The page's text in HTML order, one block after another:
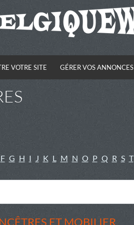
VOTRE SITE GÉRER VOS ANNONCES
F G H I J K L M N O P Q R S T
ET MOBILIER